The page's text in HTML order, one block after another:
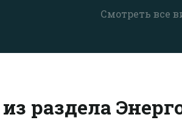
Смотреть все
раздела